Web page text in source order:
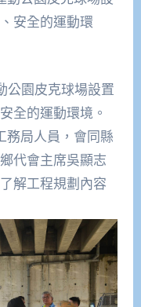
公園皮克球場設置
全的運動環境。
務局人員，會同縣
代會主席吳顯志
解工程規劃內容